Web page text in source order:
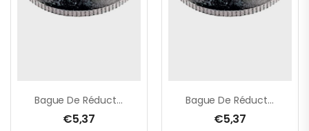
Bague De Réduction – 25,4 -> 20,0 Mm X 2,0 Mm
€5,37
Bague De Réduction – 25,4 -> 20,0 Mm X 3,2 Mm
€5,37